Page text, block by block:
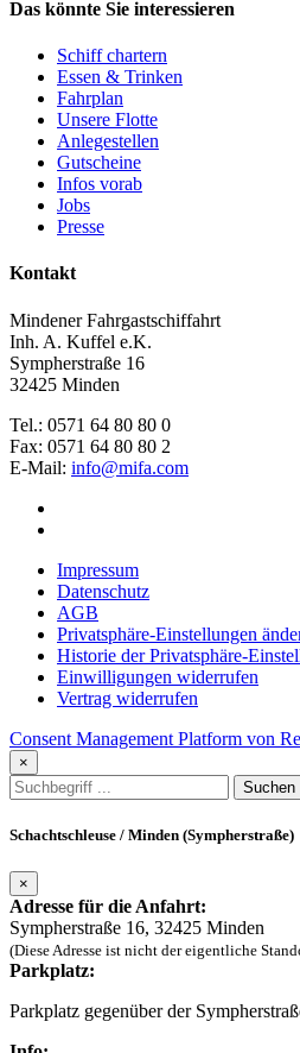
Das könnte Sie interessieren
Schiff chartern
Essen & Trinken
Fahrplan
Unsere Flotte
Anlegestellen
Gutscheine
Infos vorab
Jobs
Presse
Kontakt
Mindener Fahrgastschiffahrt
Inh. A. Kuffel e.K.
Sympherstraße 16
32425 Minden
Tel.: 0571 64 80 80 0
Fax: 0571 64 80 80 2
E-Mail: info@mifa.com
Impressum
Datenschutz
AGB
Privatsphäre-Einstellungen
Historie der Privatsphäre-
Einwilligungen widerrufen
Vertrag widerrufen
Consent Management Platform von
×
Schachtschleuse / Minden (Sympherstraße)
×
Adresse für die Anfahrt:
Sympherstraße 16, 32425 Minden
(Diese Adresse ist nicht der eigentliche
Parkplatz:
Parkplatz gegenüber der